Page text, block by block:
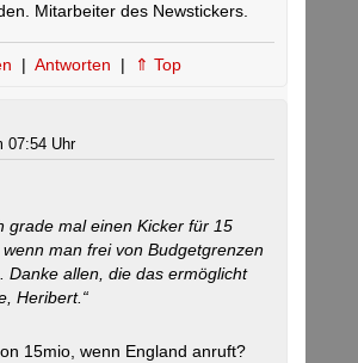
Mitarbeiter des Newstickers.
| Antworten | ⇑ Top
07:54 Uhr
grade mal einen Kicker für 15
man frei von Budgetgrenzen
Danke allen, die das ermöglicht
Heribert.“
15mio, wenn England anruft?